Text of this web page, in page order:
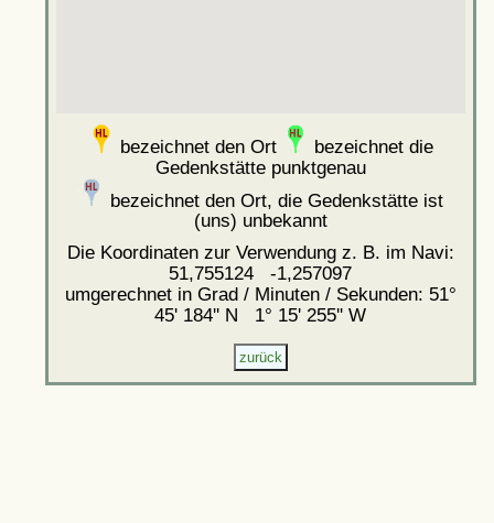
bezeichnet den Ort
bezeichnet die
Gedenkstätte punktgenau
bezeichnet den Ort, die Gedenkstätte ist
(uns) unbekannt
Die Koordinaten zur Verwendung z. B. im Navi:
51,755124 -1,257097
umgerechnet in Grad / Minuten / Sekunden: 51°
45' 184'' N 1° 15' 255'' W